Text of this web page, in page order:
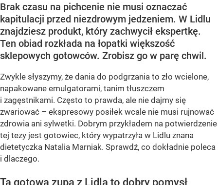
Brak czasu na pichcenie nie musi oznaczać
kapitulacji przed niezdrowym jedzeniem. W Lidlu
znajdziesz produkt, który zachwycił ekspertkę.
Ten obiad rozkłada na łopatki większość
sklepowych gotowców. Zrobisz go w parę chwil.
Zwykle słyszymy, że dania do podgrzania to zło wcielone,
napakowane emulgatorami, tanim tłuszczem
i zagęstnikami. Często to prawda, ale nie dajmy się
zwariować – ekspresowy posiłek wcale nie musi rujnować
zdrowia ani sylwetki. Dobrym przykładem na potwierdzenie
tej tezy jest gotowiec, który wypatrzyła w Lidlu znana
dietetyczka Natalia Marniak. Sprawdź, co dokładnie poleca
i dlaczego.
Ta gotowa zupa z Lidla to dobry pomysł